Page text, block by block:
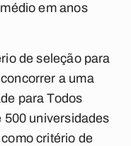
em anos
de seleção para
a uma
para Todos
500 universidades
critério de